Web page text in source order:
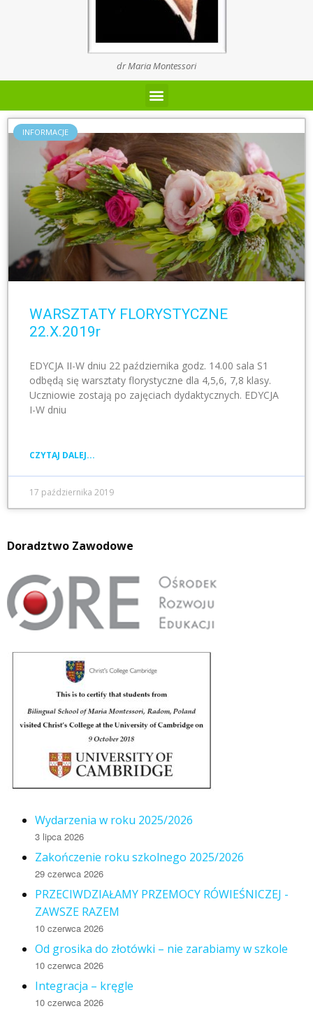
dr Maria Montessori
INFORMACJE
WARSZTATY FLORYSTYCZNE
22.X.2019r
EDYCJA II-W dniu 22 października godz. 14.00 sala S1
odbędą się warsztaty florystyczne dla 4,5,6, 7,8 klasy.
Uczniowie zostają po zajęciach dydaktycznych. EDYCJA
I-W dniu
CZYTAJ DALEJ...
17 października 2019
Doradztwo Zawodowe
Wydarzenia w roku 2025/2026
3 lipca 2026
Zakończenie roku szkolnego 2025/2026
29 czerwca 2026
PRZECIWDZIAŁAMY PRZEMOCY RÓWIEŚNICZEJ -
ZAWSZE RAZEM
10 czerwca 2026
Od grosika do złotówki – nie zarabiamy w szkole
10 czerwca 2026
Integracja – kręgle
10 czerwca 2026